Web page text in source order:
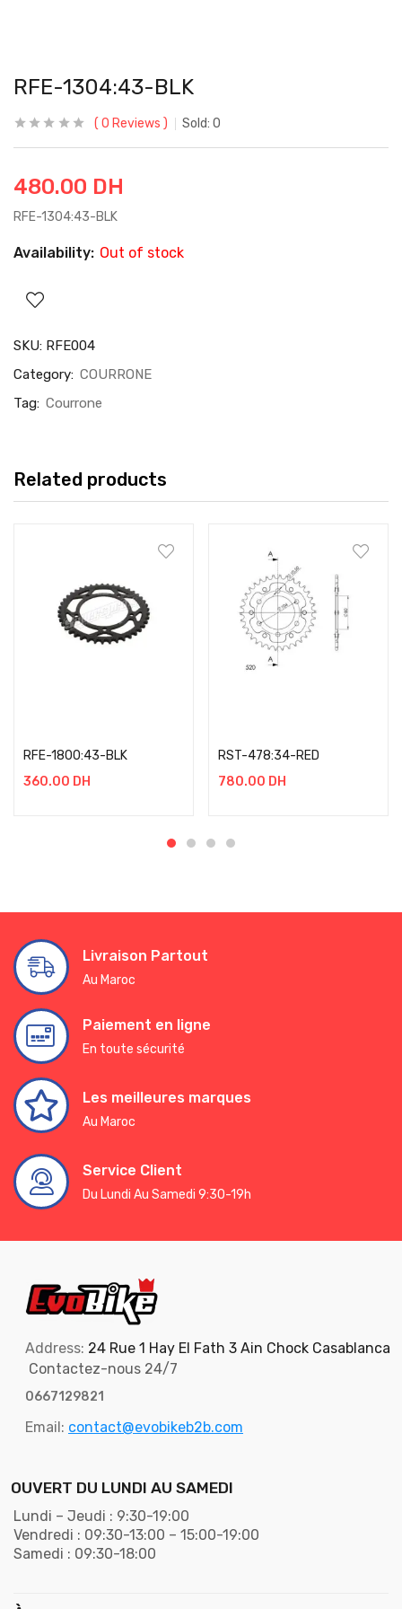
RFE-1304:43-BLK
0 Reviews Sold: 0
480.00 DH
RFE-1304:43-BLK
Availability: Out of stock
SKU: RFE004
Category: COURRONE
Tag: Courrone
Related products
RFE-1800:43-BLK
360.00 DH
RST-478:34-RED
780.00 DH
Livraison Partout
Au Maroc
Paiement en ligne
En toute sécurité
Les meilleures marques
Au Maroc
Service Client
Du Lundi Au Samedi 9:30-19h
Address: 24 Rue 1 Hay El Fath 3 Ain Chock Casablanca
Contactez-nous 24/7
0667129821
Email: contact@evobikeb2b.com
OUVERT DU LUNDI AU SAMEDI
Lundi – Jeudi : 9:30-19:00
Vendredi : 09:30-13:00 – 15:00-19:00
Samedi : 09:30-18:00